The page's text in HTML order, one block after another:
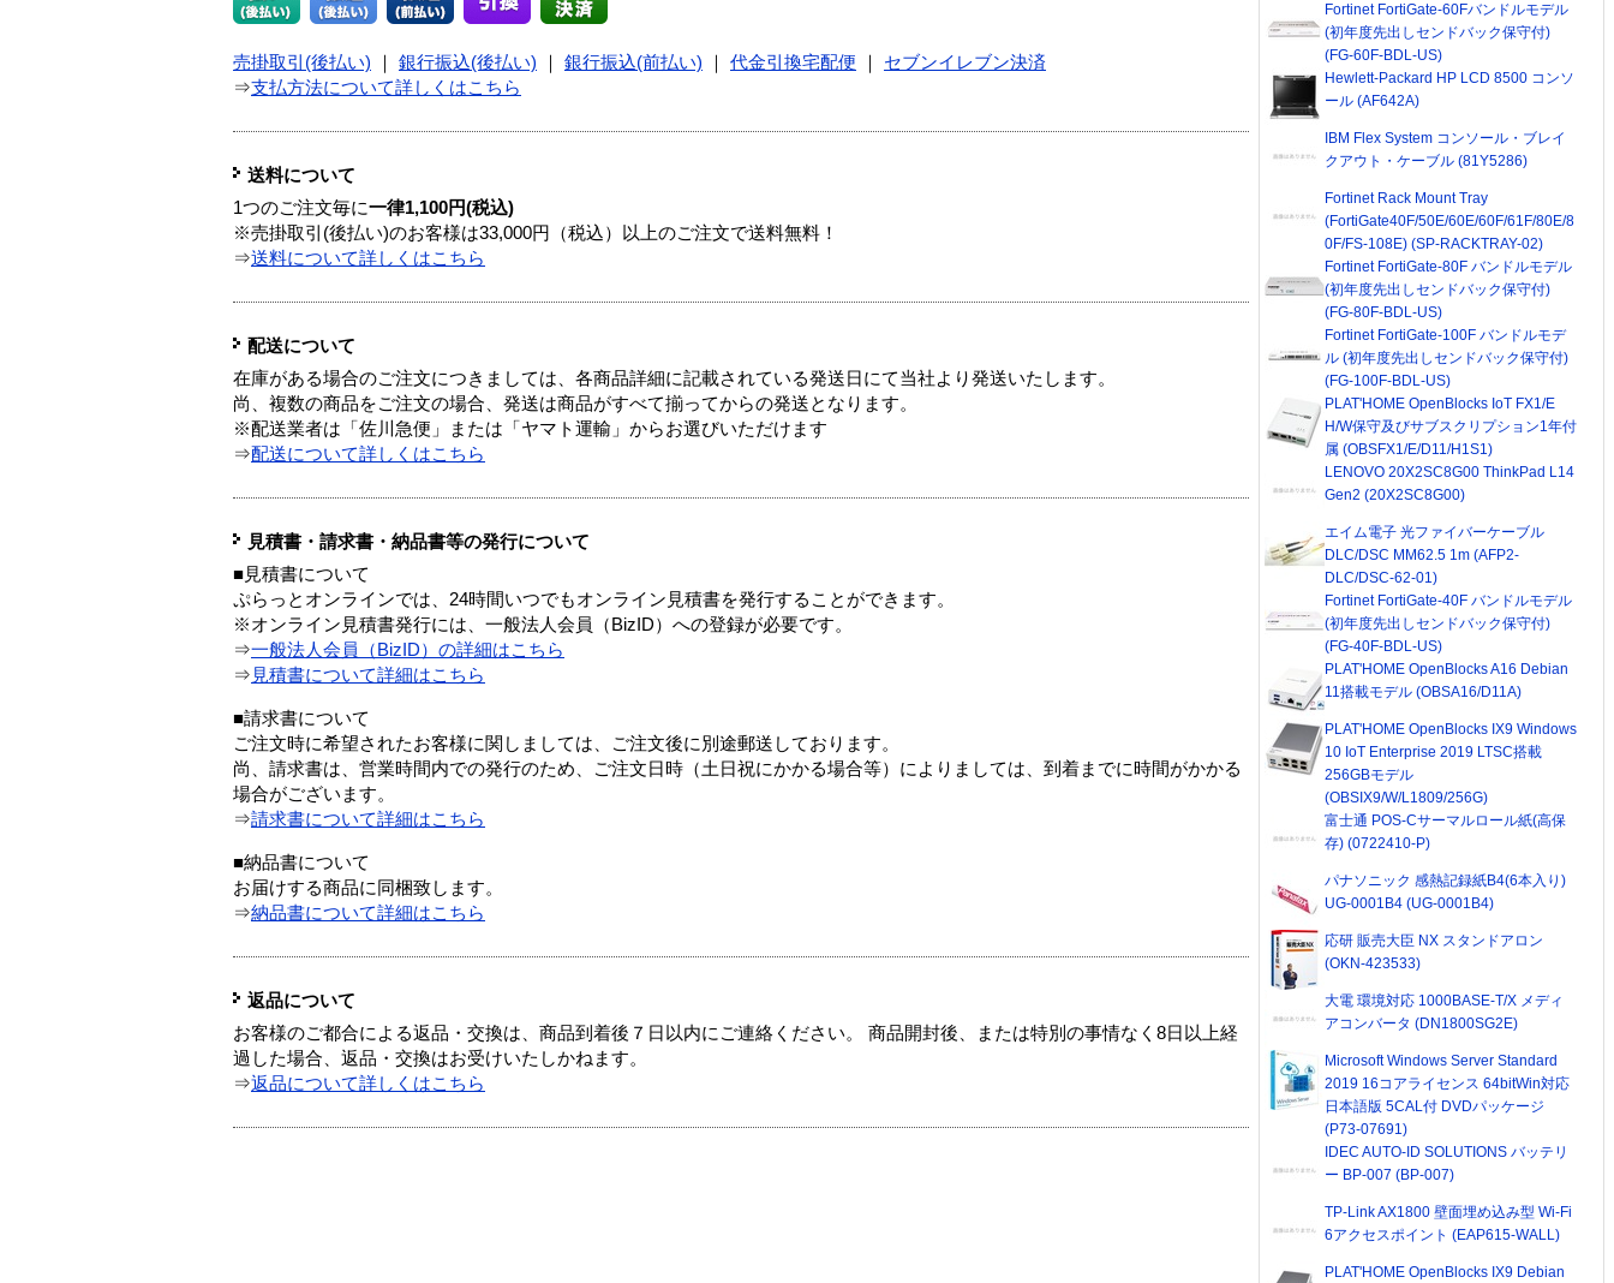
売掛取引(後払い) 銀行振込(後払い) 銀行振込(前払い) 代金引換宅配便
セブンイレブン決済
⇒支払方法について詳しくはこちら
送料について
1つのご注文毎に一律1,100円(税込)
※売掛取引(後払い)のお客様は33,000円（税込）以上のご注文で送料無料！
⇒送料について詳しくはこちら
配送について
在庫がある場合のご注文につきましては、各商品詳細に記載されている発送日にて当社より発送いたします。
尚、複数の商品をご注文の場合、発送は商品がすべて揃ってからの発送となります。
※配送業者は「佐川急便」または「ヤマト運輸」からお選びいただけます
⇒配送について詳しくはこちら
見積書・請求書・納品書等の発行について
■見積書について
ぷらっとオンラインでは、24時間いつでもオンライン見積書を発行することができます。
※オンライン見積書発行には、一般法人会員（BizID）への登録が必要です。
⇒一般法人会員（BizID）の詳細はこちら
⇒ 見積書について詳細はこちら
■請求書について
ご注文時に希望されたお客様に関しましては、ご注文後に別途郵送しております。
尚、請求書は、営業時間内での発行のため、ご注文日時（土日祝にかかる場合等）によりましては、到着までに時間がかかる
場合がございます。
⇒請求書について詳細はこちら
■納品書について
お届けする商品に同梱致します。
⇒納品書について詳細はこちら
返品について
お客様のご都合による返品・交換は、商品到着後７日以内にご連絡ください。 商品開封後、または特別の事情なく8日以上経
過した場合、返品・交換はお受けいたしかねます。
⇒返品について詳しくはこちら
Fortinet FortiGate-60Fバンドルモデル
(初年度先出しセンドバック保守付)
(FG-60F-BDL-US)
Hewlett-Packard HP LCD 8500 コンソ
ール (AF642A)
IBM Flex System コンソール・ブレイ
クアウト・ケーブル (81Y5286)
Fortinet Rack Mount Tray
(FortiGate40F/50E/60E/60F/61F/80E/8
0F/FS-108E) (SP-RACKTRAY-02)
Fortinet FortiGate-80F バンドルモデル
(初年度先出しセンドバック保守付)
(FG-80F-BDL-US)
Fortinet FortiGate-100F バンドルモデ
ル (初年度先出しセンドバック保守付)
(FG-100F-BDL-US)
PLAT'HOME OpenBlocks IoT FX1/E
H/W保守及びサブスクリプション1年付
属 (OBSFX1/E/D11/H1S1)
LENOVO 20X2SC8G00 ThinkPad L14
Gen2 (20X2SC8G00)
エイム電子 光ファイバーケーブル
DLC/DSC MM62.5 1m (AFP2-
DLC/DSC-62-01)
Fortinet FortiGate-40F バンドルモデル
(初年度先出しセンドバック保守付)
(FG-40F-BDL-US)
PLAT'HOME OpenBlocks A16 Debian
11搭載モデル (OBSA16/D11A)
PLAT'HOME OpenBlocks IX9 Windows
10 IoT Enterprise 2019 LTSC搭載
256GBモデル
(OBSIX9/W/L1809/256G)
富士通 POS-Cサーマルロール紙(高保
存) (0722410-P)
パナソニック 感熱記録紙B4(6本入り)
UG-0001B4 (UG-0001B4)
応研 販売大臣 NX スタンドアロン
(OKN-423533)
大電 環境対応 1000BASE-T/X メディ
アコンバータ (DN1800SG2E)
Microsoft Windows Server Standard
2019 16コアライセンス 64bitWin対応
日本語版 5CAL付 DVDパッケージ
(P73-07691)
IDEC AUTO-ID SOLUTIONS バッテリ
ー BP-007 (BP-007)
TP-Link AX1800 壁面埋め込み型 Wi-Fi
6アクセスポイント (EAP615-WALL)
PLAT'HOME OpenBlocks IX9 Debian